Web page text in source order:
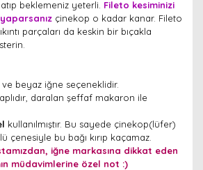
beklemeniz yeterli. Fileto kesiminizi
çinekop o kadar kanar. Fileto
parçaları da keskin bir bıçakla
beyaz iğne seçeneklidir.
daralan şeffaf makaron ile
kullanılmıştır. Bu sayede çinekop(lüfer)
çenesiyle bu bağı kırıp kaçamaz.
iğne markasına dikkat eden
müdavimlerine özel not :)